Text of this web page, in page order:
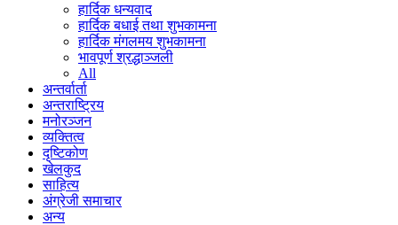
हार्दिक धन्यवाद
हार्दिक बधाई तथा शुभकामना
हार्दिक मंगलमय शुभकामना
भावपूर्ण श्रद्धाञ्जली
All
अन्तर्वार्ता
अन्तराष्ट्रिय
मनोरञ्जन
व्यक्तित्व
दृष्टिकोण
खेलकुद
साहित्य
अंग्रेजी समाचार
अन्य